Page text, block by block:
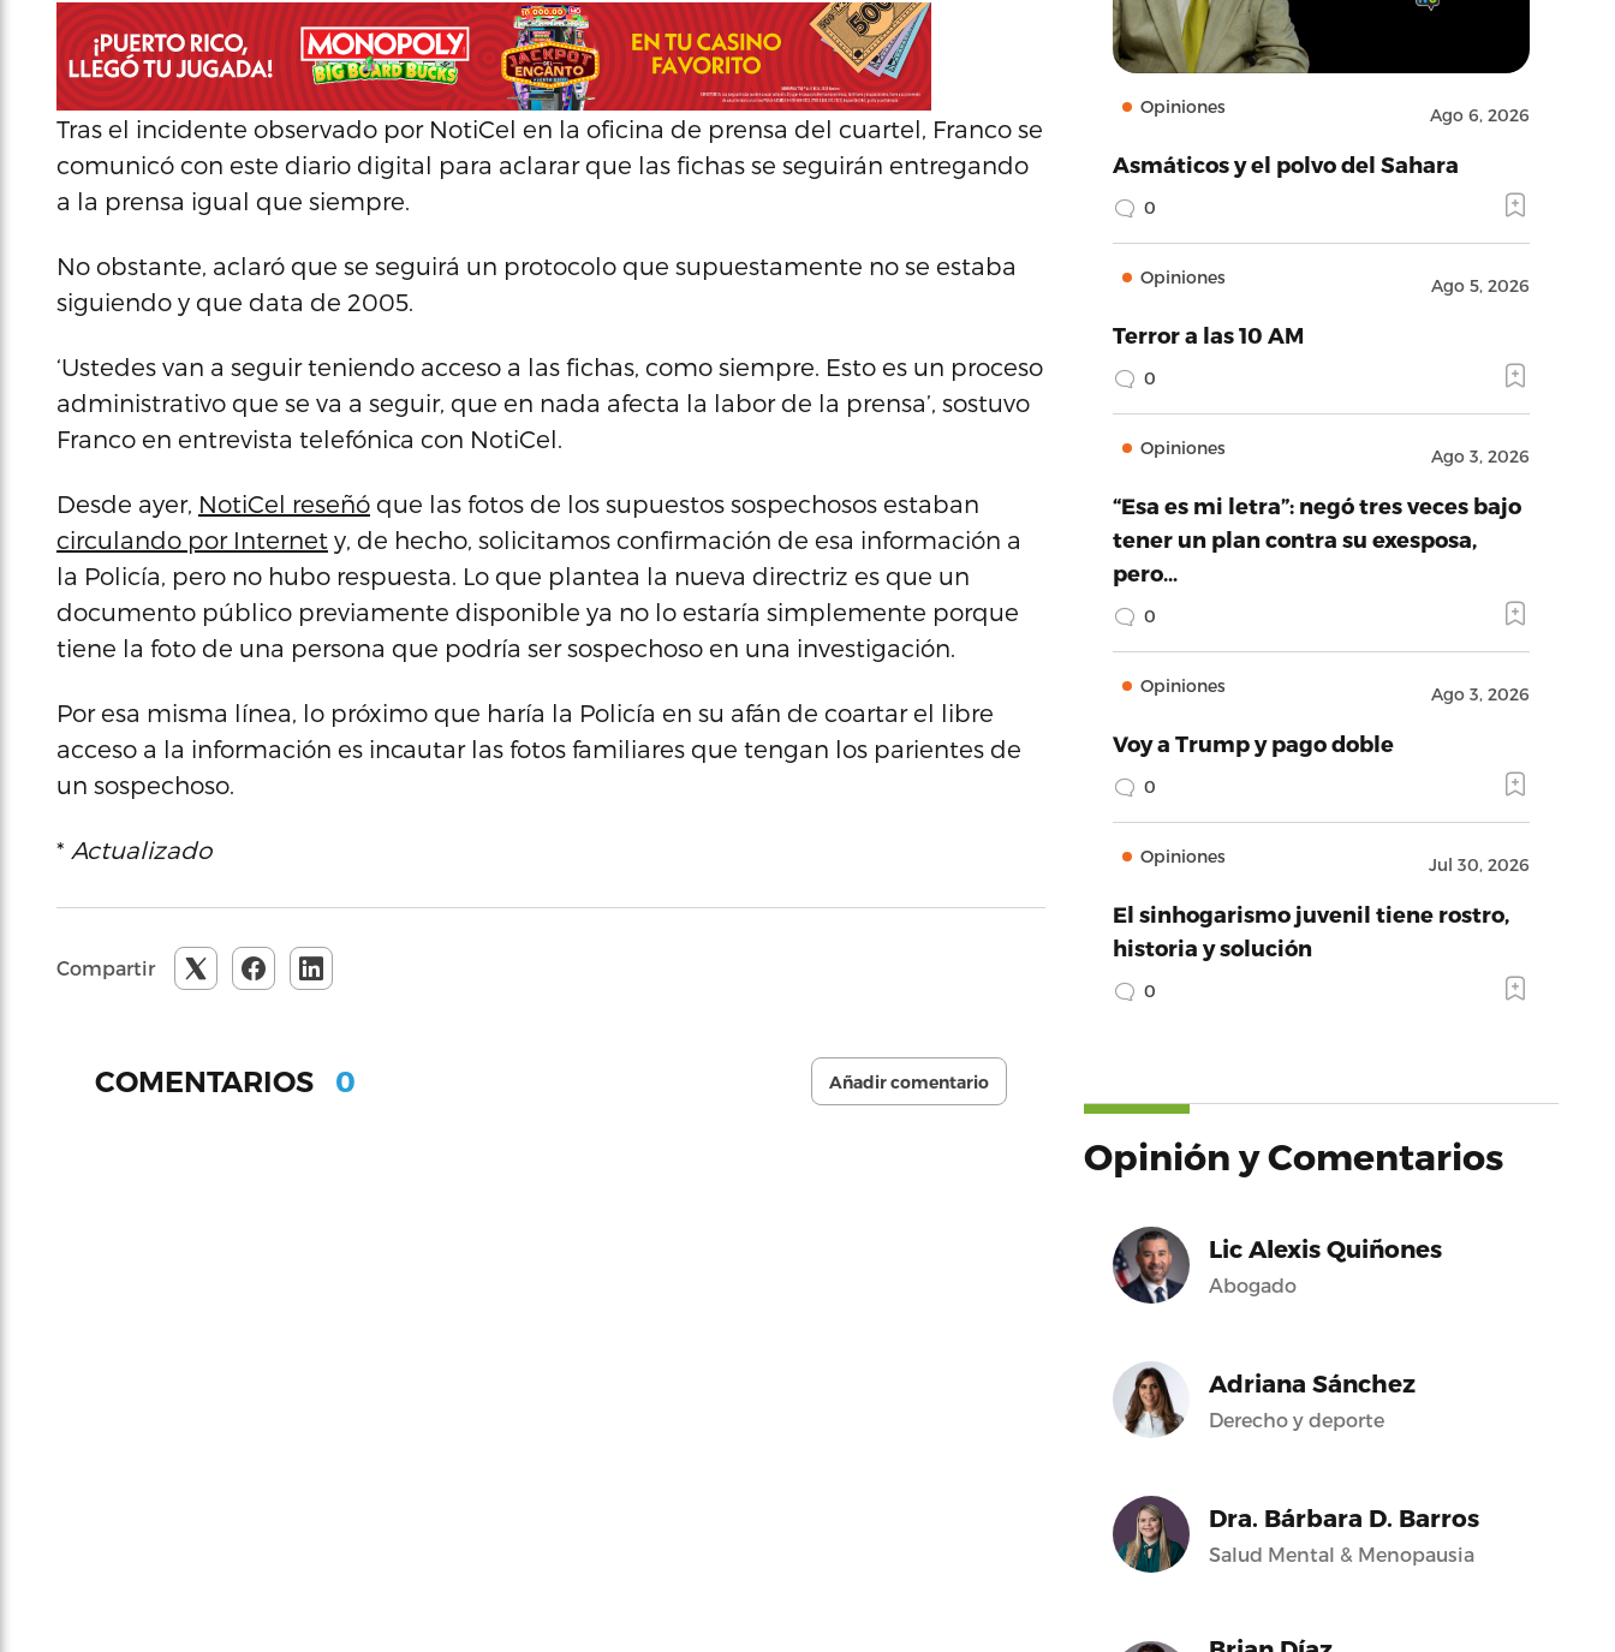
Tras el incidente observado por NotiCel en la oficina de prensa del cuartel, Franco se
comunicó con este diario digital para aclarar que las fichas se seguirán entregando
a la prensa igual que siempre.
No obstante, aclaró que se seguirá un protocolo que supuestamente no se estaba
siguiendo y que data de 2005.
‘Ustedes van a seguir teniendo acceso a las fichas, como siempre. Esto es un proceso
administrativo que se va a seguir, que en nada afecta la labor de la prensa’, sostuvo
Franco en entrevista telefónica con NotiCel.
Desde ayer, NotiCel reseñó que las fotos de los supuestos sospechosos estaban
circulando por Internet y, de hecho, solicitamos confirmación de esa información a
la Policía, pero no hubo respuesta. Lo que plantea la nueva directriz es que un
documento público previamente disponible ya no lo estaría simplemente porque
tiene la foto de una persona que podría ser sospechoso en una investigación.
Por esa misma línea, lo próximo que haría la Policía en su afán de coartar el libre
acceso a la información es incautar las fotos familiares que tengan los parientes de
un sospechoso.
* Actualizado
Compartir
COMENTARIOS 0 Añadir comentario
Opiniones Ago 6, 2026
Asmáticos y el polvo del Sahara
0
Opiniones Ago 5, 2026
Terror a las 10 AM
0
Opiniones Ago 3, 2026
“Esa es mi letra”: negó tres veces bajo
tener un plan contra su exesposa,
pero…
0
Opiniones Ago 3, 2026
Voy a Trump y pago doble
0
Opiniones Jul 30, 2026
El sinhogarismo juvenil tiene rostro,
historia y solución
0
Opinión y Comentarios
Lic Alexis Quiñones
Abogado
Adriana Sánchez
Derecho y deporte
Dra. Bárbara D. Barros
Salud Mental & Menopausia